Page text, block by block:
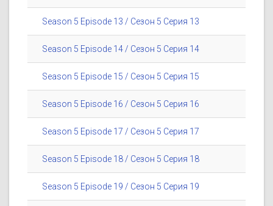
Season 5 Episode 13 / Сезон 5 Серия 13
Season 5 Episode 14 / Сезон 5 Серия 14
Season 5 Episode 15 / Сезон 5 Серия 15
Season 5 Episode 16 / Сезон 5 Серия 16
Season 5 Episode 17 / Сезон 5 Серия 17
Season 5 Episode 18 / Сезон 5 Серия 18
Season 5 Episode 19 / Сезон 5 Серия 19